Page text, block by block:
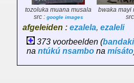
tozoluka muana musala
src : google images
bwaka mayi
afgeleiden : ezalela, ezaleli
373 voorbeelden (
na ntúkú nsambo na mísáto